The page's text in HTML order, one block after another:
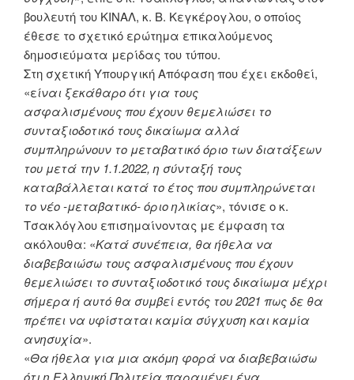
βουλευτή του ΚΙΝΑΛ, κ. Β. Κεγκέρογλου, ο οποίος
έθεσε το σχετικό ερώτημα επικαλούμενος
δημοσιεύματα μερίδας του τύπου.
Στη σχετική Υπουργική Απόφαση που έχει εκδοθεί,
«είναι ξεκάθαρο ότι για τους
ασφαλισμένους που έχουν θεμελιώσει το
συνταξιοδοτικό τους δικαίωμα αλλά
συμπληρώνουν το μεταβατικό όριο των διατάξεων
του μετά την 1.1.2022, η σύνταξή τους
καταβάλλεται κατά το έτος που συμπληρώνεται
το νέο -μεταβατικό- όριο ηλικίας», τόνισε ο κ.
Τσακλόγλου επισημαίνοντας με έμφαση τα
ακόλουθα: «Κατά συνέπεια, θα ήθελα να
διαβεβαιώσω τους ασφαλισμένους που έχουν
θεμελιώσει το συνταξιοδοτικό τους δικαίωμα μέχρι
σήμερα ή αυτό θα συμβεί εντός του 2021 πως δε θα
πρέπει να υφίσταται καμία σύγχυση και καμία
ανησυχία».
«Θα ήθελα για μια ακόμη φορά να διαβεβαιώσω
ότι η Ελληνική Πολιτεία παραμένει ένα